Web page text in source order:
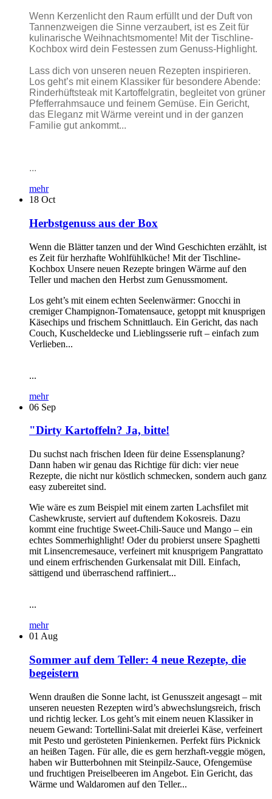
Wenn Kerzenlicht den Raum erfüllt und der Duft von
Tannenzweigen die Sinne verzaubert, ist es Zeit für
kulinarische Weihnachtsmomente! Mit der Tischline-
Kochbox wird dein Festessen zum Genuss-Highlight.
Lass dich von unseren neuen Rezepten inspirieren.
Los geht’s mit einem Klassiker für besondere Abende:
Rinderhüftsteak mit Kartoffelgratin, begleitet von grüner
Pfefferrahmsauce und feinem Gemüse. Ein Gericht,
das Eleganz mit Wärme vereint und in der ganzen
Familie gut ankommt...
...
mehr
18 Oct
Herbstgenuss aus der Box
Wenn die Blätter tanzen und der Wind Geschichten erzählt, ist
es Zeit für herzhafte Wohlfühlküche! Mit der Tischline-
Kochbox Unsere neuen Rezepte bringen Wärme auf den
Teller und machen den Herbst zum Genussmoment.
Los geht’s mit einem echten Seelenwärmer: Gnocchi in
cremiger Champignon-Tomatensauce, getoppt mit knusprigen
Käsechips und frischem Schnittlauch. Ein Gericht, das nach
Couch, Kuscheldecke und Lieblingsserie ruft – einfach zum
Verlieben...
...
mehr
06 Sep
"Dirty Kartoffeln? Ja, bitte!
Du suchst nach frischen Ideen für deine Essensplanung?
Dann haben wir genau das Richtige für dich: vier neue
Rezepte, die nicht nur köstlich schmecken, sondern auch ganz
easy zubereitet sind.
Wie wäre es zum Beispiel mit einem zarten Lachsfilet mit
Cashewkruste, serviert auf duftendem Kokosreis. Dazu
kommt eine fruchtige Sweet-Chili-Sauce und Mango – ein
echtes Sommerhighlight! Oder du probierst unsere Spaghetti
mit Linsencremesauce, verfeinert mit knusprigem Pangrattato
und einem erfrischenden Gurkensalat mit Dill. Einfach,
sättigend und überraschend raffiniert...
...
mehr
01 Aug
Sommer auf dem Teller: 4 neue Rezepte, die
begeistern
Wenn draußen die Sonne lacht, ist Genusszeit angesagt – mit
unseren neuesten Rezepten wird’s abwechslungsreich, frisch
und richtig lecker. Los geht’s mit einem neuen Klassiker in
neuem Gewand: Tortellini-Salat mit dreierlei Käse, verfeinert
mit Pesto und gerösteten Pinienkernen. Perfekt fürs Picknick
an heißen Tagen. Für alle, die es gern herzhaft-veggie mögen,
haben wir Butterbohnen mit Steinpilz-Sauce, Ofengemüse
und fruchtigen Preiselbeeren im Angebot. Ein Gericht, das
Wärme und Waldaromen auf den Teller...